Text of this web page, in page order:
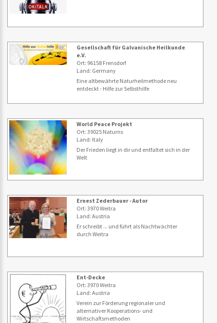
Gesellschaft für Galvanische Heilkunde
e.V.
Ort: 96158 Frensdorf
Land: Germany
Eine altbewährte Naturheilmethode neu
entdeckt - Hilfe zur Selbsthilfe
World Peace Projekt
Ort: 39025 Naturns
Land: Italy
Der Frieden liegt in dir und entfaltet sich in der
Welt
Ernest Zederbauer - Autor
Ort: 3970 Weitra
Land: Austria
Er schreibt ... und führt als Nachtwächter
durch Weitra
Ent-Decke
Ort: 3970 Weitra
Land: Austria
Verein zur Förderung regionaler und
alternativer Kooperations- und
Wirtschaftsmethoden